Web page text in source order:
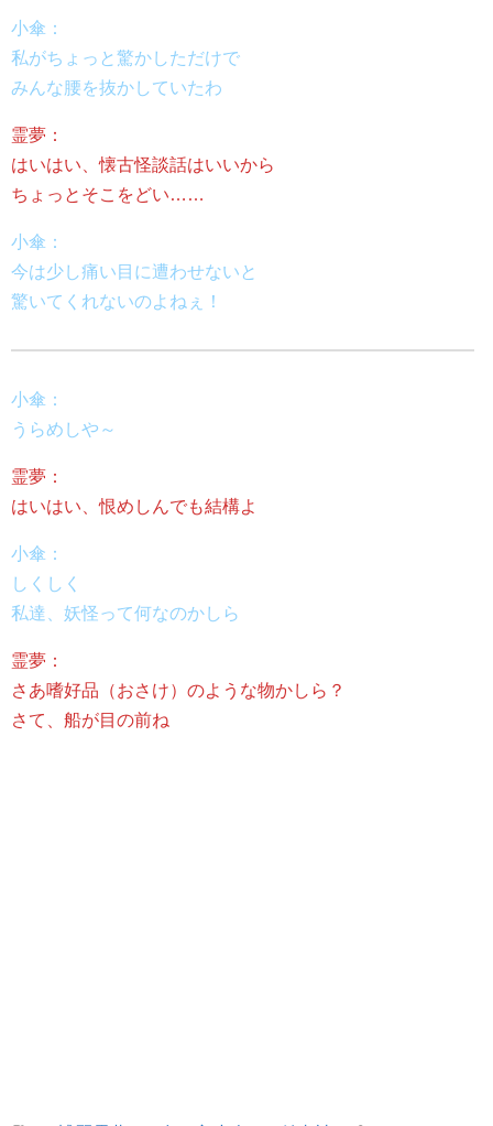
小傘：
私がちょっと驚かしただけで
みんな腰を抜かしていたわ
霊夢：
はいはい、懐古怪談話はいいから
ちょっとそこをどい……
小傘：
今は少し痛い目に遭わせないと
驚いてくれないのよねぇ！
小傘：
うらめしや～
霊夢：
はいはい、恨めしんでも結構よ
小傘：
しくしく
私達、妖怪って何なのかしら
霊夢：
さあ嗜好品（おさけ）のような物かしら？
さて、船が目の前ね